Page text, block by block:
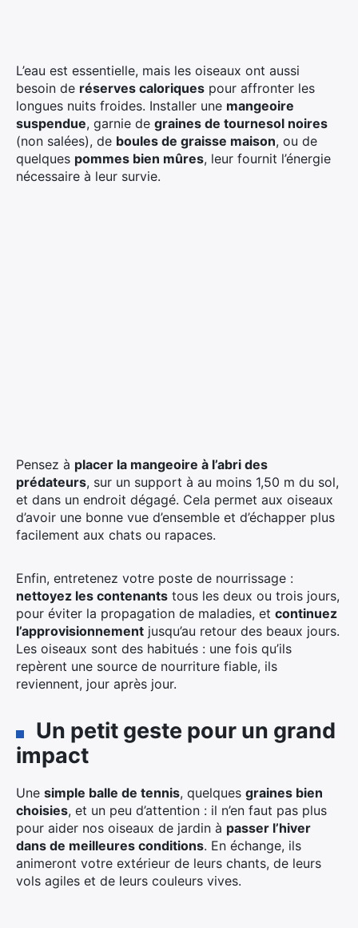
L’eau est essentielle, mais les oiseaux ont aussi
besoin de réserves caloriques pour affronter les
longues nuits froides. Installer une mangeoire
suspendue, garnie de graines de tournesol noires
(non salées), de boules de graisse maison, ou de
quelques pommes bien mûres, leur fournit l’énergie
nécessaire à leur survie.
Pensez à placer la mangeoire à l’abri des
prédateurs, sur un support à au moins 1,50 m du sol,
et dans un endroit dégagé. Cela permet aux oiseaux
d’avoir une bonne vue d’ensemble et d’échapper plus
facilement aux chats ou rapaces.
Enfin, entretenez votre poste de nourrissage :
nettoyez les contenants tous les deux ou trois jours,
pour éviter la propagation de maladies, et continuez
l’approvisionnement jusqu’au retour des beaux jours.
Les oiseaux sont des habitués : une fois qu’ils
repèrent une source de nourriture fiable, ils
reviennent, jour après jour.
Un petit geste pour un grand
impact
Une simple balle de tennis, quelques graines bien
choisies, et un peu d’attention : il n’en faut pas plus
pour aider nos oiseaux de jardin à passer l’hiver
dans de meilleures conditions. En échange, ils
animeront votre extérieur de leurs chants, de leurs
vols agiles et de leurs couleurs vives.